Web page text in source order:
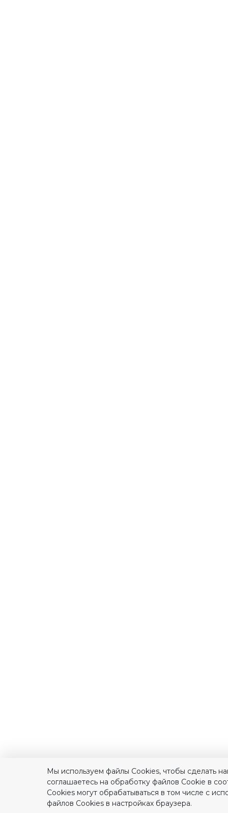
Мы используем файлы Сookies, чтобы сделать
соглашаетесь на обработку файлов Сookie в
Cookies могут обрабатываться в том числе с
файлов Cookies в настройках браузера.